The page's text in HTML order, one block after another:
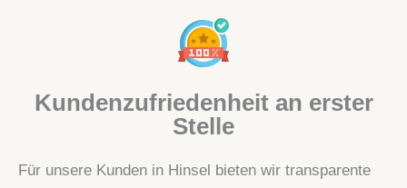
Kundenzufriedenheit an erster
Stelle
Für unsere Kunden in Hinsel bieten wir transparente